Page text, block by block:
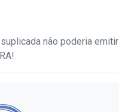
não poderia emitir